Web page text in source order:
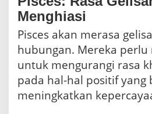
Menghiasi
Pisces akan merasa
hubungan. Mereka perlu
untuk mengurangi rasa
pada hal-hal positif yang
meningkatkan